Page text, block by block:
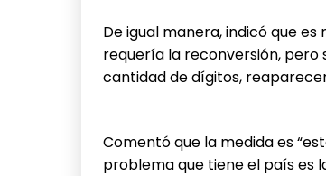
De igual manera, indicó que
requería la reconversión, pero
cantidad de dígitos,
Comentó que la medida es
problema que tiene el país es